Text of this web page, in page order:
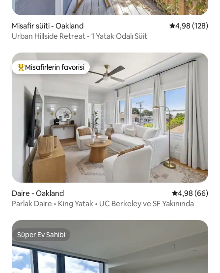
Misafir süiti - Oakland 5 üzerinden
4,98 (128)
Urban Hillside Retreat - 1 Yatak Odalı Süit
Misafirlerin favorilerinden en beğenilenler arasında
Misafirlerin favorisi
Daire - Oakland 5 üzerinden
4,98 (66)
Parlak Daire • King Yatak • UC Berkeley ve SF Yakınında
Süper Ev Sahibi
Süper Ev Sahibi